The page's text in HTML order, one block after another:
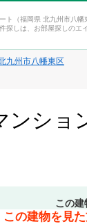
ト（福岡県 北九州市八
探しは、お部屋探しのエ
九州市八幡東区
ンショ
この建
この建物を見